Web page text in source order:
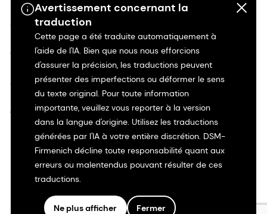
Avertissement concernant la
traduction
Cette page a été traduite automatiquement à
l'aide de l'IA. Bien que nous nous efforcions
d'assurer la précision, les traductions peuvent
présenter des imperfections ou déformer le sens
du texte original. Pour toute information
importante, veuillez vous reporter à la version
dans la langue d'origine. Utilisez les traductions
générées par l'IA à votre entière discrétion. DSM-
Firmenich décline toute responsabilité quant aux
erreurs ou malentendus pouvant résulter de ces
traductions.
Ne plus afficher Fermer
Avis de confidentialité
Conditions d'utilisation
Conditions d'utilisation
Transparence en Californie
Déclaration d'accessibilité
Informations juridiques
Plan du site